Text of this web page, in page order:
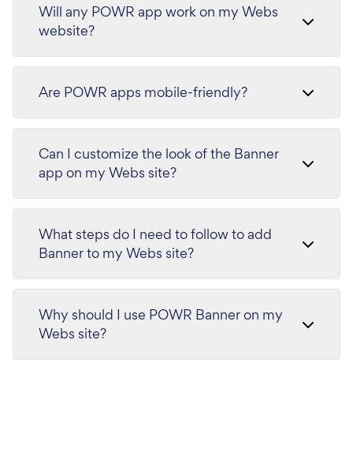
Will any POWR app work on my Webs
website?
Are POWR apps mobile-friendly?
Can I customize the look of the Banner
app on my Webs site?
What steps do I need to follow to add
Banner to my Webs site?
Why should I use POWR Banner on my
Webs site?